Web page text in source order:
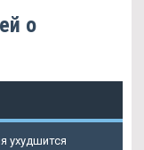
о
ухудшится